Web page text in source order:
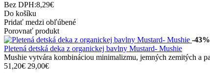
Bez DPH:8,29€
Do košíku
Pridať medzi obľúbené
Porovnať produkt
-43%
Pletená detská deka z organickej bavlny Mustard- Mushie
Mushie vytvára kombináciou minimalizmu, jemných zemitých a
51,20€ 29,00€